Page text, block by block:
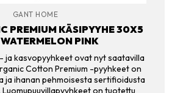
GANT HOME
PREMIUM KÄSIPYYHE 30X5
PINK
ja kasvopyyhkeet ovat nyt saatavilla
Cotton Premium -pyyhkeet on
ja ihanan pehmoisesta sertifioidusta
Luomupuuvillapyyhkeet on tuotettu